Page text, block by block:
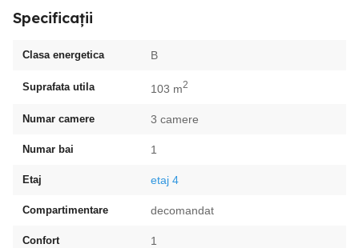
Specificații
Clasa energetica B
Suprafata utila 103 m2
Numar camere 3 camere
Numar bai 1
Etaj etaj 4
Compartimentare decomandat
Confort 1